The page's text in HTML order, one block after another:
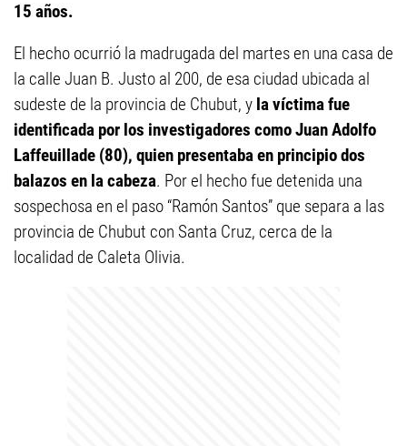
15 años.
El hecho ocurrió la madrugada del martes en una casa de
la calle Juan B. Justo al 200, de esa ciudad ubicada al
sudeste de la provincia de Chubut, y la víctima fue
identificada por los investigadores como Juan Adolfo
Laffeuillade (80), quien presentaba en principio dos
balazos en la cabeza. Por el hecho fue detenida una
sospechosa en el paso “Ramón Santos” que separa a las
provincia de Chubut con Santa Cruz, cerca de la
localidad de Caleta Olivia.